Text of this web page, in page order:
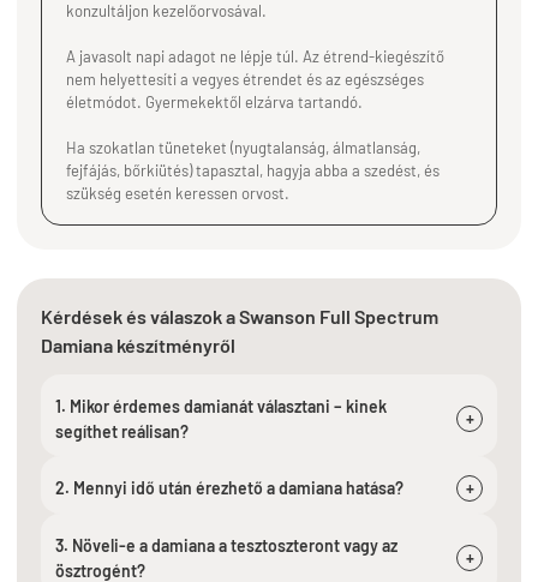
konzultáljon kezelőorvosával.
A javasolt napi adagot ne lépje túl. Az étrend-kiegészítő
nem helyettesíti a vegyes étrendet és az egészséges
életmódot. Gyermekektől elzárva tartandó.
Ha szokatlan tüneteket (nyugtalanság, álmatlanság,
fejfájás, bőrkiütés) tapasztal, hagyja abba a szedést, és
szükség esetén keressen orvost.
Kérdések és válaszok a Swanson Full Spectrum
Damiana készítményről
1. Mikor érdemes damianát választani – kinek
segíthet reálisan?
+
2. Mennyi idő után érezhető a damiana hatása? +
3. Növeli-e a damiana a tesztoszteront vagy az
ösztrogént?
+